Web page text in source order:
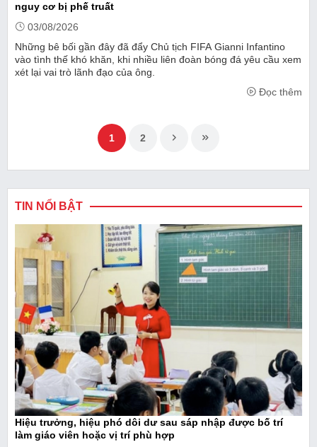
nguy cơ bị phế truất
03/08/2026
Những bê bối gần đây đã đẩy Chủ tịch FIFA Gianni Infantino
vào tình thế khó khăn, khi nhiều liên đoàn bóng đá yêu cầu xem
xét lại vai trò lãnh đạo của ông.
Đọc thêm
1 2
TIN NỔI BẬT
Hiệu trưởng, hiệu phó dôi dư sau sáp nhập được bố trí
làm giáo viên hoặc vị trí phù hợp